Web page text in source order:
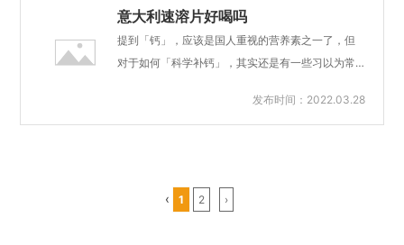
闪释片，是一种新型口服剂...
胎儿钙储备不足，出现先天性佝偻症(漏斗胸、鸡
胸、O/X型腿等)。孕期和哺乳期钙摄入不足，也会
直接影响母乳的钙含量。对策：全母乳喂养的妈
充钙制剂，并及时给宝宝补充维生素D/鱼肝油。宝
呗特膳速溶片真的有效吗？北京宝宝**速溶片厂家
意大利速溶片好喝吗
提到「钙」，应该是国人重视的营养素之一了，但
对于如何「科学补钙」，其实还是有一些习以为常
们就和大家聊一聊补钙的那些事儿。关于补钙的知
疏松症患病率已达36%。因此，人们常常理解为，
发布时间：2022.03.28
‹ 1 2 ›